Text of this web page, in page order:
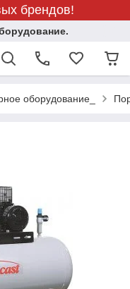
брендов!
оборудование_